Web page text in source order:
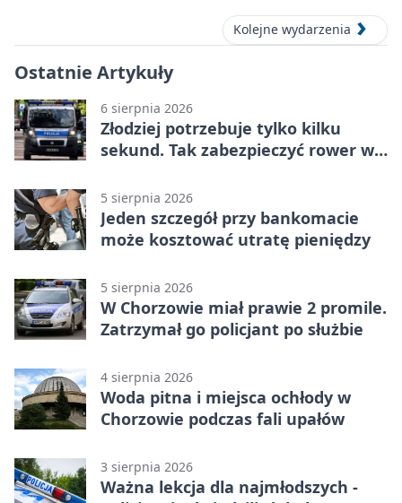
Kolejne wydarzenia
Ostatnie Artykuły
6 sierpnia 2026
Złodziej potrzebuje tylko kilku
sekund. Tak zabezpieczyć rower w
5 sierpnia 2026
Jeden szczegół przy bankomacie
może kosztować utratę pieniędzy
5 sierpnia 2026
W Chorzowie miał prawie 2 promile.
Zatrzymał go policjant po służbie
4 sierpnia 2026
Woda pitna i miejsca ochłody w
Chorzowie podczas fali upałów
3 sierpnia 2026
Ważna lekcja dla najmłodszych -